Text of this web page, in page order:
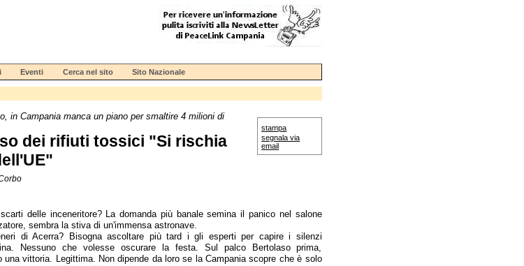
Eventi Cerca nel sito Sito Nazionale
stampa
segnala via
email
in Campania manca un piano per smaltire 4 milioni di
dei rifiuti tossici "Si rischia
delle inceneritore? La domanda più banale semina il panico nel salone
sembra la stiva di un'immensa astronave.
di Acerra? Bisogna ascoltare più tard i gli esperti per capire i silenzi
Nessuno che volesse oscurare la festa. Sul palco Bertolaso prima,
una vittoria. Legittima. Non dipende da loro se la Campania scopre che è solo